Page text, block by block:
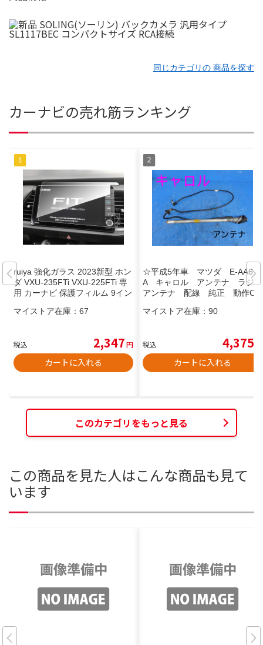
同じカテゴリの 商品を探す
カーナビの売れ筋ランキング
ruiya 強化ガラス 2023新型 ホン
ダ VXU-235FTi VXU-225FTi 専
用 カーナビ 保護フィルム 9イン
ット gr ナビフィルム 9H キズ防
マイストア在庫： 67
税込 2,347円
カートに入れる
☆平成5年車 マツダ E-AA6P
A キャロル アンテナ ラジオ
アンテナ 配線 純正 動作OK
マイストア在庫： 90
税込 4,375
カートに入れる
このカテゴリをもっと見る
この商品を見た人はこんな商品も見て
います